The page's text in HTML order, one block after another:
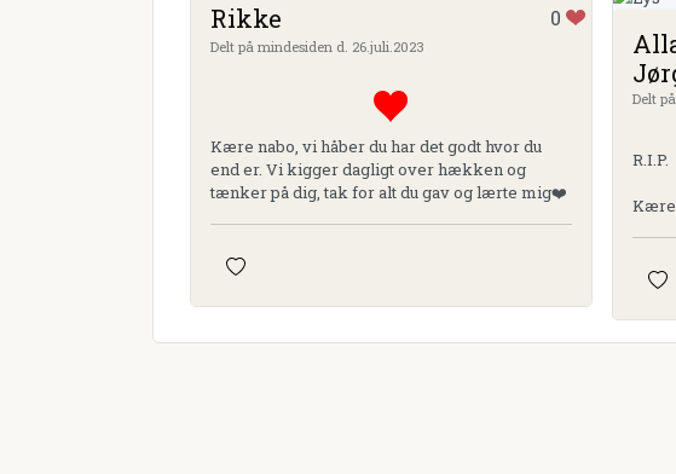
Rikke 0
Delt på mindesiden d. 26.juli.2023
Kære nabo, vi håber du har det godt hvor du
end er. Vi kigger dagligt over hækken og
tænker på dig, tak for alt du gav og lærte mig❤️
Delt
R.I.P.
Kære